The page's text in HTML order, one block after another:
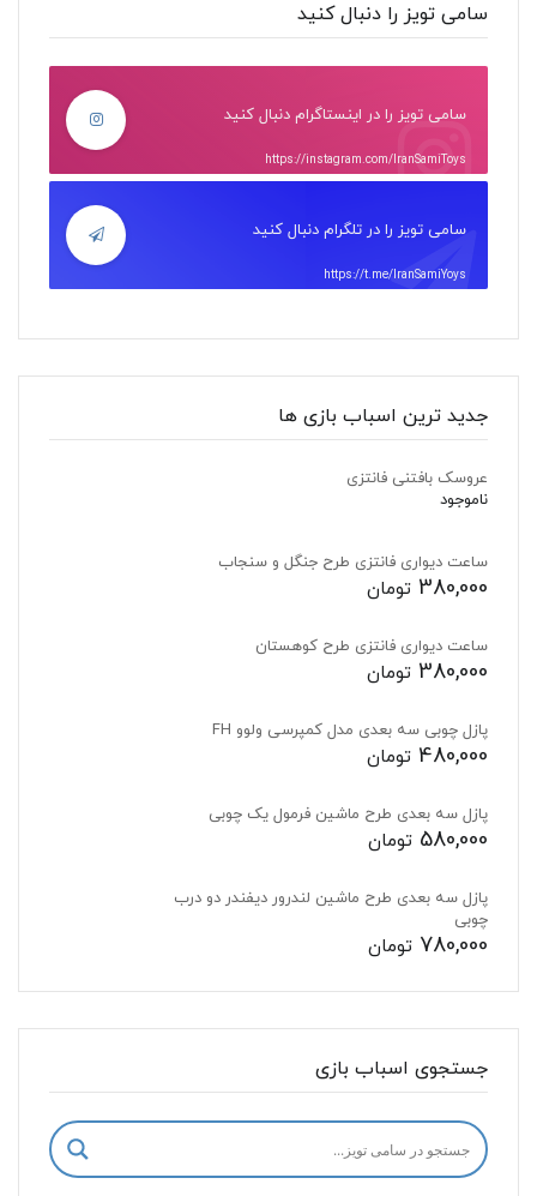
سامی تویز را دنبال کنید
سامی تویز را در اینستاگرام دنبال کنید
https://instagram.com/IranSamiToys
سامی تویز را در تلگرام دنبال کنید
https://t.me/IranSamiYoys
جدید ترین اسباب بازی ها
عروسک بافتنی فانتزی
ناموجود
ساعت دیواری فانتزی طرح جنگل و سنجاب
380,000 تومان
ساعت دیواری فانتزی طرح کوهستان
380,000 تومان
پازل چوبی سه بعدی مدل کمپرسی ولوو FH
480,000 تومان
پازل سه بعدی طرح ماشین فرمول یک چوبی
580,000 تومان
پازل سه بعدی طرح ماشین لندرور دیفندر دو درب
چوبی
780,000 تومان
جستجوی اسباب بازی